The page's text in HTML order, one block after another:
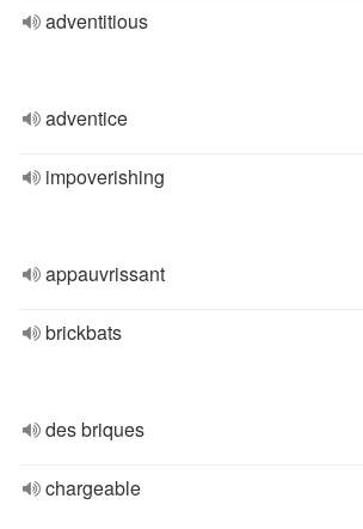
adventitious
adventice
impoverishing
appauvrissant
brickbats
des briques
chargeable